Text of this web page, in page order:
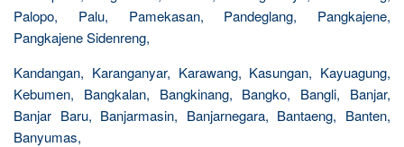
Palopo, Palu, Pamekasan, Pandeglang, Pangkajene,
Pangkajene Sidenreng,
Kandangan, Karanganyar, Karawang, Kasungan, Kayuagung,
Kebumen, Bangkalan, Bangkinang, Bangko, Bangli, Banjar,
Banjar Baru, Banjarmasin, Banjarnegara, Bantaeng, Banten,
Banyumas,